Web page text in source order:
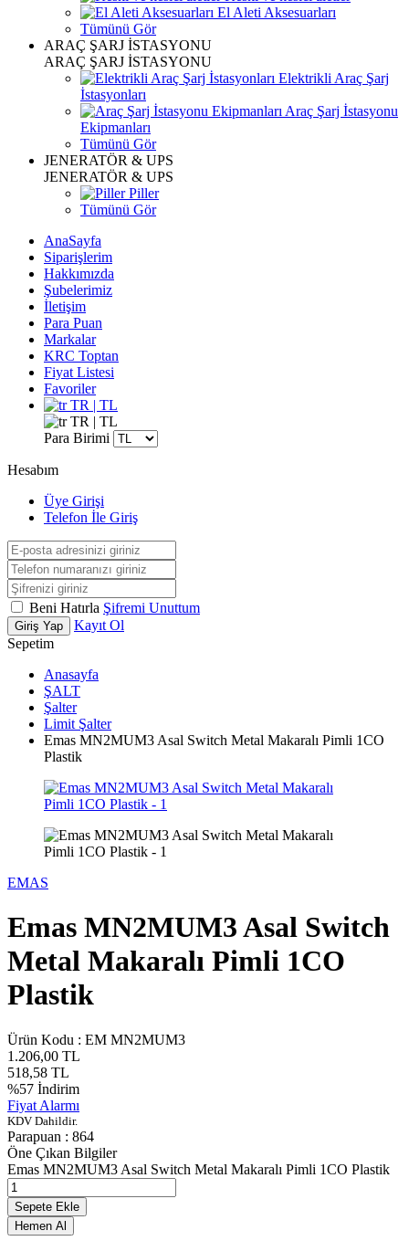
El Aleti Aksesuarları
Tümünü Gör
ARAÇ ŞARJ İSTASYONU
ARAÇ ŞARJ İSTASYONU
Elektrikli Araç Şarj
İstasyonları
Araç Şarj İstasyonu
Ekipmanları
Tümünü Gör
JENERATÖR & UPS
JENERATÖR & UPS
Piller
Tümünü Gör
AnaSayfa
Siparişlerim
Hakkımızda
Şubelerimiz
İletişim
Para Puan
Markalar
KRC Toptan
Fiyat Listesi
Favoriler
TR | TL
TR | TL
Para Birimi
Hesabım
Üye Girişi
Telefon İle Giriş
Beni Hatırla Şifremi Unuttum
Giriş Yap
Kayıt Ol
Sepetim
Anasayfa
ŞALT
Şalter
Limit Şalter
Emas MN2MUM3 Asal Switch Metal Makaralı Pimli 1CO
Plastik
EMAS
Emas MN2MUM3 Asal Switch
Metal Makaralı Pimli 1CO
Plastik
Ürün Kodu : EM MN2MUM3
1.206,00 TL
518,58 TL
%57 İndirim
Fiyat Alarmı
KDV Dahildir.
Parapuan : 864
Öne Çıkan Bilgiler
Emas MN2MUM3 Asal Switch Metal Makaralı Pimli 1CO Plastik
Sepete Ekle
Hemen Al